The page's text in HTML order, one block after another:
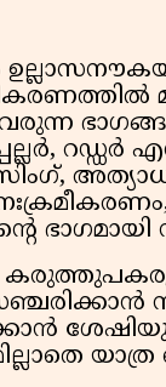
വരുന്ന
റഡ്ഡർ
ഭാഗമായി
യാത്ര